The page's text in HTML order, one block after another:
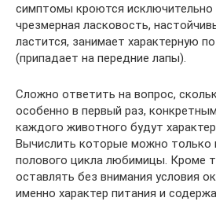
симптомы кроются исключительно
чрезмерная ласковость,
ластится, занимает характерную
(припадает на передние лапы).
Сложно ответить на вопрос,
особенно в первый раз,
каждого животного будут
Вычислить которые можно только
полового цикла любимицы. Кроме
оставлять без внимания условия
именно характер питания и